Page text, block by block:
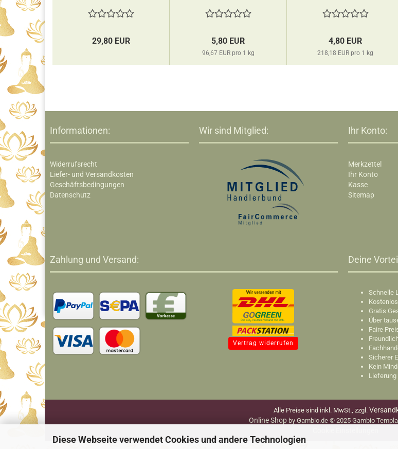
Diese Webseite verwendet Cookies und andere Technologien
1 kg
29,80 EUR 5,80 EUR
96,67 EUR pro 1 kg
4,80 EUR
218,18 EUR pro 1 kg
Informationen:
Widerrufsrecht
Liefer- und Versandkosten
Geschäftsbedingungen
Datenschutz
Wir sind Mitglied: Ihr Konto:
Merkzettel
Ihr Konto
Kasse
Sitemap
Zahlung und Versand:
Vertrag widerrufen
Deine
Schnelle
Gratis
Über
Faire
Sicherer
Kein
Alle Preise sind inkl. MwSt., zzgl.
Online Shopby Gambio.de © 2025 Gambio